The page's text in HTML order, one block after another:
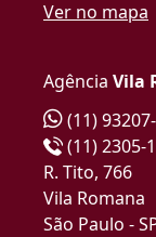
Ver no mapa
Agência Vila
(11)
(11) 2305-
R. Tito, 766
Vila Romana
São Paulo -